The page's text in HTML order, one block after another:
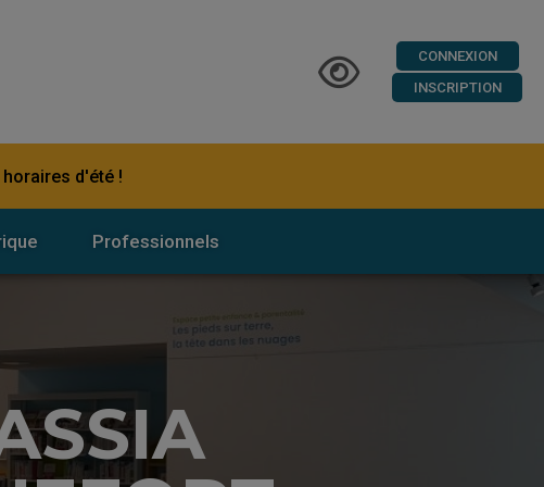
CONNEXION
INSCRIPTION
d'été !
Professionnels